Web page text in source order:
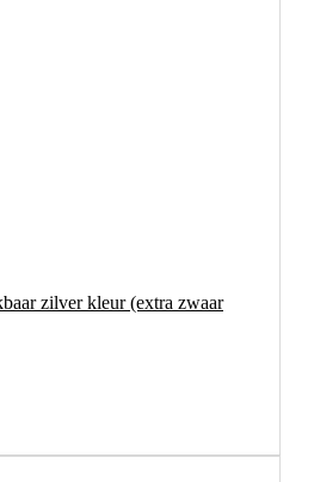
zilver kleur (extra zwaar